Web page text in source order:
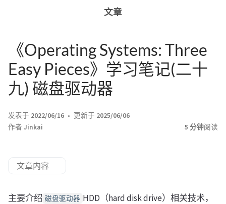
文章
《Operating Systems: Three
Easy Pieces》学习笔记(二十
九) 磁盘驱动器
发表于 2022/06/16 更新于 2025/06/06
作者 Jinkai 5 分钟阅读
文章内容
主要介绍 磁盘驱动器 HDD（hard disk drive）相关技术，